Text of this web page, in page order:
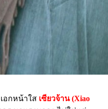
อกหน้าใส เซียวจ้าน (Xiao